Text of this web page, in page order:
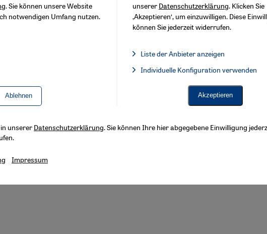
. Sie können unsere Website
notwendigen Umfang nutzen.
Ablehnen
unserer Datenschutzerklärung. Klicken Sie
‚Akzeptieren‘, um einzuwilligen. Diese
können Sie jederzeit widerrufen.
Liste der Anbieter anzeigen
Facebook Embed / Facebook Connect,
Individuelle Konfiguration verwenden
Akzeptieren
in unserer Datenschutzerklärung. Sie können Ihre hier abgegebene Einwilligung
Impressum